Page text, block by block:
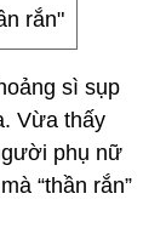
rắn"
sì sụp
Vừa thấy
phụ nữ
“thần rắn”